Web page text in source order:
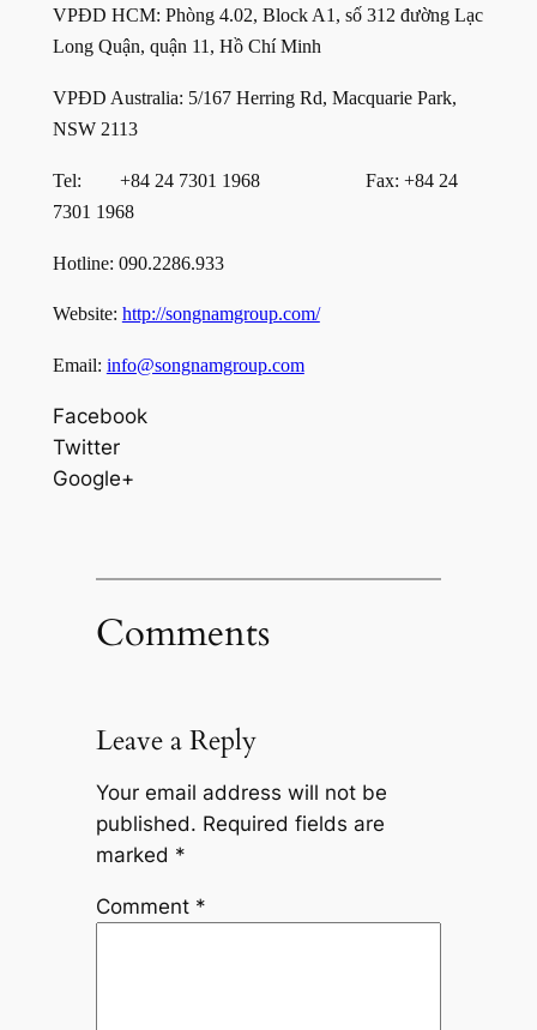
VPĐD HCM: Phòng 4.02, Block A1, số 312 đường Lạc
Long Quận, quận 11, Hồ Chí Minh
VPĐD Australia: 5/167 Herring Rd, Macquarie Park,
NSW 2113
Tel: +84 24 7301 1968 Fax: +84 24
7301 1968
Hotline: 090.2286.933
Website: http://songnamgroup.com/
Email: info@songnamgroup.com
Facebook
Twitter
Google+
Comments
Leave a Reply
Your email address will not be
published. Required fields are
marked *
Comment *